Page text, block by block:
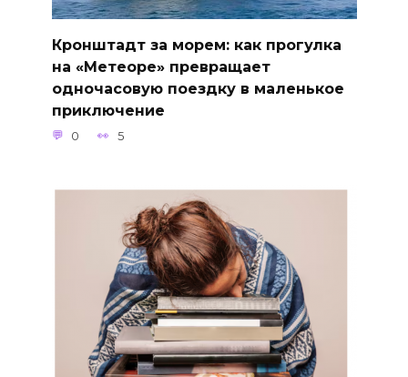
Кронштадт за морем: как прогулка
на «Метеоре» превращает
одночасовую поездку в маленькое
приключение
0 5